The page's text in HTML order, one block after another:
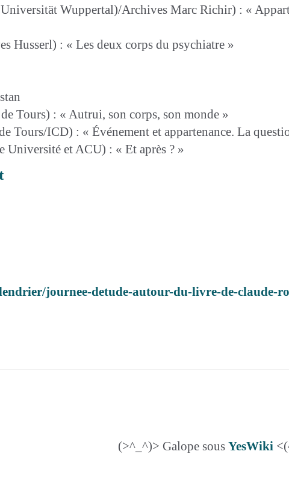
Wuppertal)/Archives Marc Richir) : «
Husserl) : « Les deux corps du psychiatre »
Tours) : « Autrui, son corps, son monde »
Tours/ICD) : « Événement et appartenance. La
Université et ACU) : « Et après ? »
journee-detude-autour-du-livre-de-claude-
(>^_^)> Galope sous YesWiki